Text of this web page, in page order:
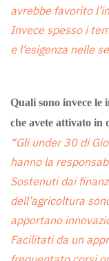
avrebbe favorito
Invece spesso i
e l’esigenza nelle
Quali sono invece le
che avete attivato in
“Gli under 30 di
hanno la
Sostenuti dai
dell’agricoltura
apportano
Facilitati da un